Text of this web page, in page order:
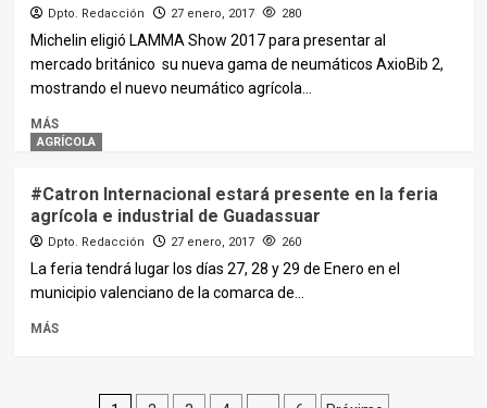
Dpto. Redacción 27 enero, 2017 280
Michelin eligió LAMMA Show 2017 para presentar al
mercado británico su nueva gama de neumáticos AxioBib 2,
mostrando el nuevo neumático agrícola...
MÁS
AGRÍCOLA
#Catron Internacional estará presente en la feria
agrícola e industrial de Guadassuar
Dpto. Redacción 27 enero, 2017 260
La feria tendrá lugar los días 27, 28 y 29 de Enero en el
municipio valenciano de la comarca de...
MÁS